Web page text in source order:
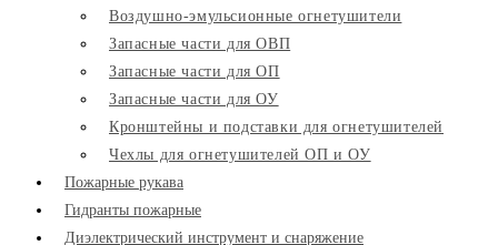
Воздушно-эмульсионные огнетушители
Запасные части для ОВП
Запасные части для ОП
Запасные части для ОУ
Кронштейны и подставки для огнетушителей
Чехлы для огнетушителей ОП и ОУ
Пожарные рукава
Гидранты пожарные
Диэлектрический инструмент и снаряжение